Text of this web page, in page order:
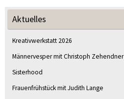
Aktuelles
Kreativwerkstatt 2026
Männervesper mit Christoph Zehendner
Sisterhood
Frauenfrühstück mit Judith Lange